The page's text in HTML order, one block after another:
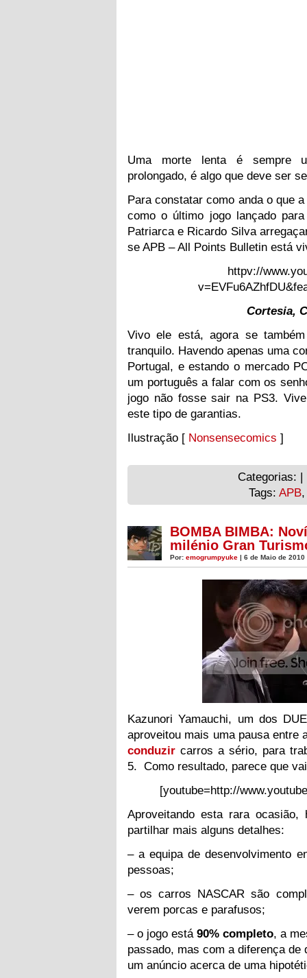
Uma morte lenta é sempre
prolongado, é algo que deve ser
Para constatar como anda o que
como o último jogo lançado
Patriarca e Ricardo Silva
se APB – All Points Bulletin está
httpv://
Cortesia,
Vivo ele está, agora se
tranquilo. Havendo apenas uma
Portugal, e estando o mercado
um português a falar com os
jogo não fosse sair na PS3.
este tipo de garantias.
Ilustração [ Nonsensecomics ]
Categorias: |
Tags: APB
BOMBA BIMBA:
milénio Gran
Por: emogrumpyuke | 6 de Maio de 2010
Kazunori Yamauchi, um dos
aproveitou mais uma pausa
conduzir carros a sério, para
5. Como resultado, parece que
[youtube=http://
Aproveitando esta rara ocasião,
partilhar mais alguns detalhes:
– a equipa de desenvolvimento
pessoas;
– os carros NASCAR são
verem porcas e parafusos;
– o jogo está 90% completo, a
passado, mas com a diferença de
um anúncio acerca de uma